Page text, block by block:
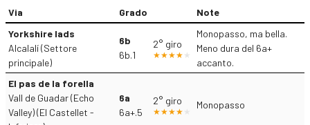
Via Grado
Note
Yorkshire lads
Alcalalí (Settore
principale)
6b
6b.1
2° giro
Monopasso, ma bella.
Meno dura del 6a+
accanto.
El pas de la forella
Vall de Guadar (Echo
Valley) (El Castellet -
6a
6a+.5
2° giro Monopasso